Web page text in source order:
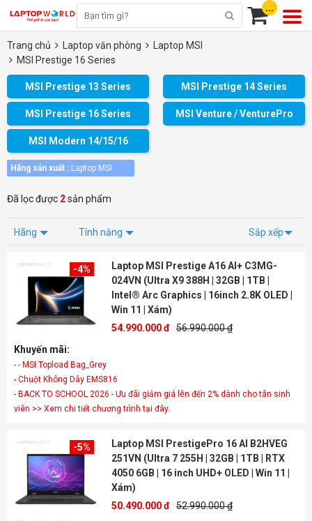
...
Trang chủ Laptop văn phòng
Laptop MSI
MSI Prestige 16 Series
MSI Prestige 13 Series MSI Prestige 14 Series
MSI Prestige 16 Series MSI Venture / VenturePro
MSI Modern 14/15/16
Hãng sản xuất : Laptop MSI
Đã lọc được 2sản phẩm
Hãng Tính năng Sắp xếp
-4%
Laptop MSI Prestige A16 AI+ C3MG-
024VN (Ultra X9 388H | 32GB | 1TB |
Intel® Arc Graphics | 16inch 2.8K OLED |
Win 11 | Xám)
54.990.000 đ 56.990.000 ₫
Khuyến mãi:
- - MSI Topload Bag_Grey
- Chuột Không Dây EMS816
- BACK TO SCHOOL 2026 - Ưu đãi giảm giá lên đến 2% dành cho tân sinh
viên >> Xem chi tiết chương trình tại đây.
-5%
Laptop MSI PrestigePro 16 AI B2HVEG
251VN (Ultra 7 255H | 32GB | 1TB | RTX
4050 6GB | 16 inch UHD+ OLED | Win 11 |
Xám)
50.490.000 đ 52.990.000 ₫